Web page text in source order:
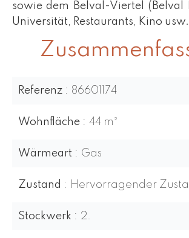
sowie dem Belval-Viertel (Belval
Universität, Restaurants, Kino
Referenz 86601174
Wohnfläche 44 m²
Wärmeart Gas
Zustand Hervorragender
Stockwerk 2.